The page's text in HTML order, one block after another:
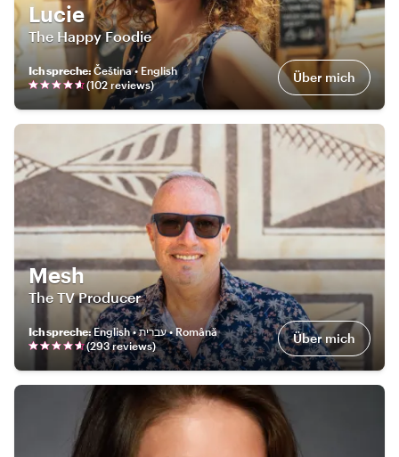
Lucie
The Happy Foodie
Ich spreche: Čeština • English
(102 reviews) Über mich
Mesh
The TV Producer
Ich spreche:
English • עברית • Română
(293reviews) Über mich